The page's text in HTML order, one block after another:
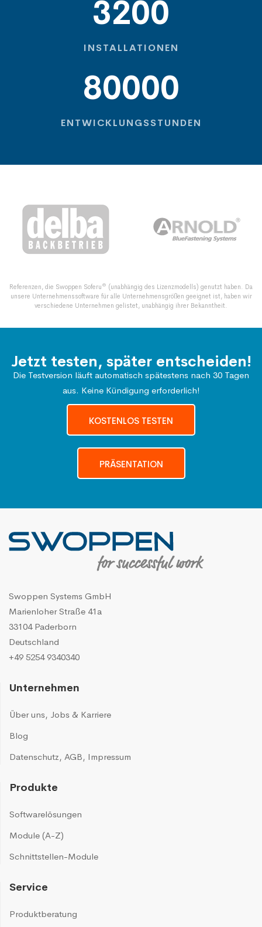
3200
INSTALLATIONEN
80000
ENTWICKLUNGSSTUNDEN
Referenzen, die Swoppen Soferu ® (unabhängig des Lizenzmodells) genutzt haben. Da
unsere Unternehmenssoftware für alle Unternehmensgrößen geeignet ist, haben wir
verschiedene Unternehmen gelistet, unabhängig ihrer Bekanntheit.
Jetzt testen, später entscheiden!
Die Testversion läuft automatisch spätestens nach 30 Tagen
aus. Keine Kündigung erforderlich!
KOSTENLOS TESTEN
PRÄSENTATION
Swoppen Systems GmbH
Marienloher Straße 41a
33104 Paderborn
Deutschland
+49 5254 9340340
Unternehmen
Über uns, Jobs & Karriere
Blog
Datenschutz, AGB, Impressum
Produkte
Softwarelösungen
Module (A-Z)
Schnittstellen-Module
Service
Produktberatung